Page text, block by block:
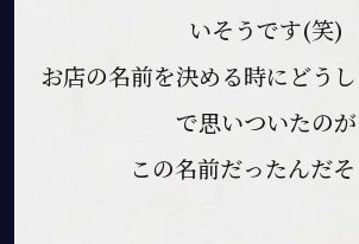
いそうです(笑)
お店の名前を決める時にどう
で思いついたのが
この名前だったんだ